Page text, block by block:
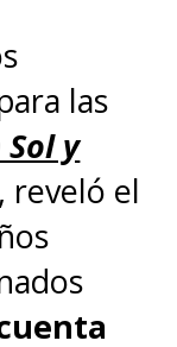
las
y
, reveló el